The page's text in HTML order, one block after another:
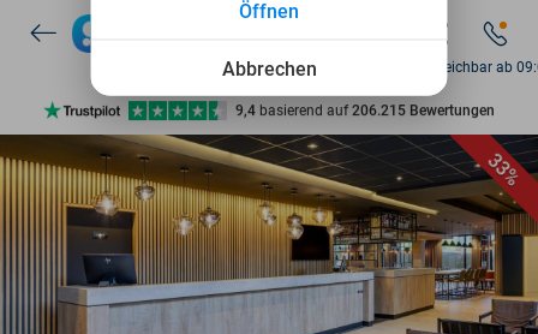
7 Tage die Woche verfügbar
10+ Millionen Mitglieder
9,4 basierend auf 206.215 Bewertungen
Entdecke 15.000+ Deals
7 Tage die Woche verfügbar
10+ Millionen Mitglieder
So. erreichbar ab
33%
Abbrechen
Öffnen